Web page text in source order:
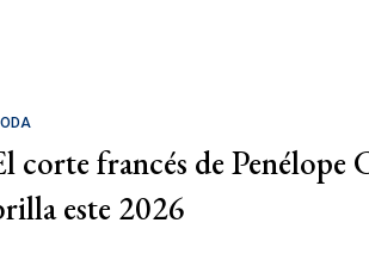
corte francés de Penélope
este 2026